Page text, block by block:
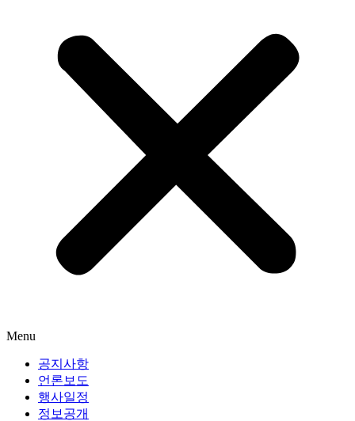
Menu
공지사항
언론보도
행사일정
정보공개